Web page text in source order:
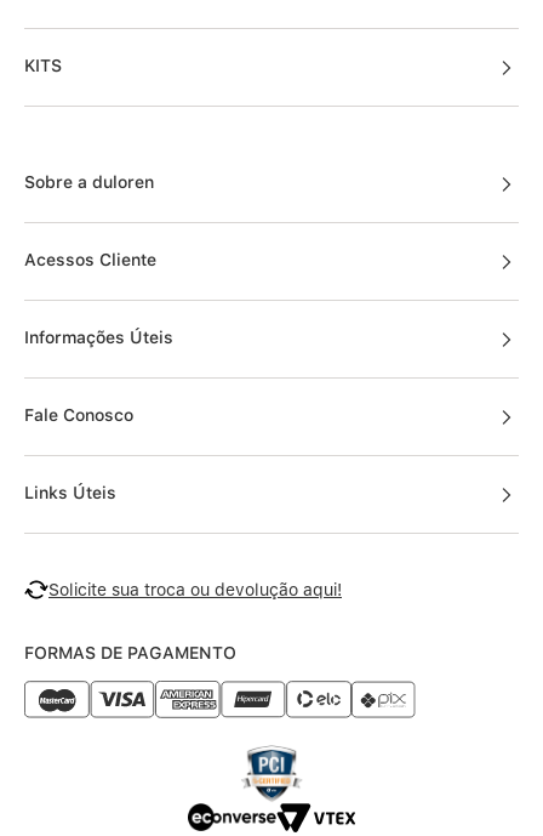
KITS
Sobre a duloren
Acessos Cliente
Informações Úteis
Fale Conosco
Links Úteis
Solicite sua troca ou devolução aqui!
FORMAS DE PAGAMENTO